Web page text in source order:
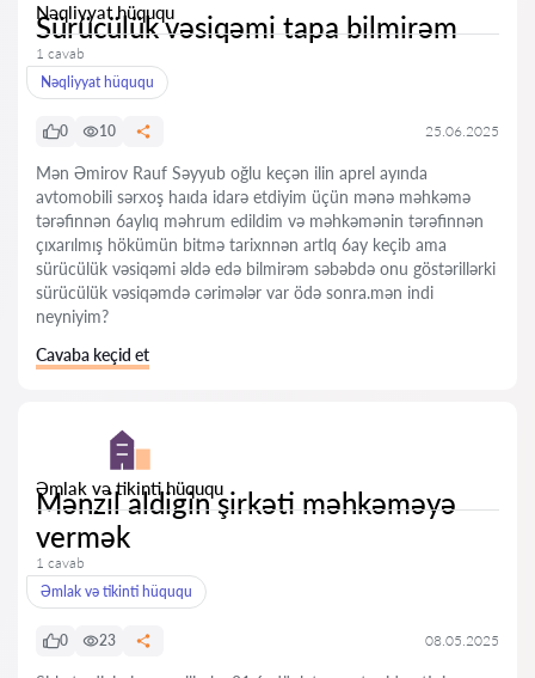
Nəqliyyat hüququ
Sürücülük vəsiqəmi tapa bilmirəm
1 cavab
Nəqliyyat hüququ
0 10 25.06.2025
Mən Əmirov Rauf Səyyub oğlu keçən ilin aprel ayında
avtomobili sərxoş haıda idarə etdiyim üçün mənə məhkəmə
tərəfinnən 6aylıq məhrum edildim və məhkəmənin tərəfinnən
çıxarılmış hökümün bitmə tarixnnən artlq 6ay keçib ama
sürücülük vəsiqəmi əldə edə bilmirəm səbəbdə onu göstərillərki
sürücülük vəsiqəmdə cərimələr var ödə sonra.mən indi
neyniyim?
Cavaba keçid et
Əmlak və tikinti hüququ
Mənzil aldigin şirkəti məhkəməyə
vermək
1 cavab
Əmlak və tikinti hüququ
0 23 08.05.2025